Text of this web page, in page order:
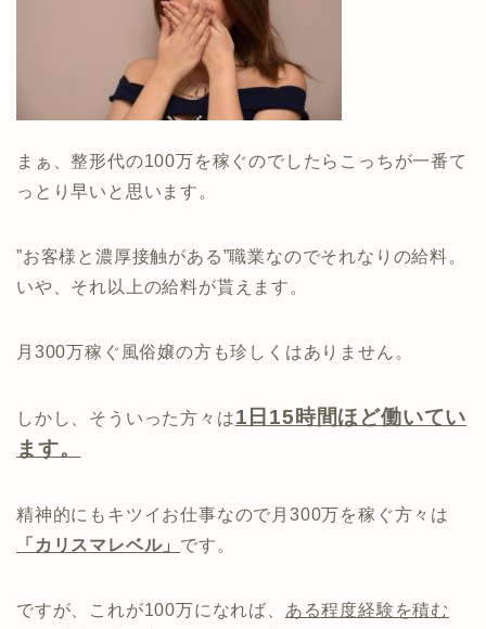
まぁ、整形代の100万を稼ぐのでしたらこっちが一番て
っとり早いと思います。
”お客様と濃厚接触がある”職業なのでそれなりの給料。
いや、それ以上の給料が貰えます。
月300万稼ぐ風俗嬢の方も珍しくはありません。
しかし、そういった方々は1日15時間ほど働いてい
ます。
精神的にもキツイお仕事なので月300万を稼ぐ方々は
「カリスマレベル」 です。
ですが、これが100万になれば、 ある程度経験を積む